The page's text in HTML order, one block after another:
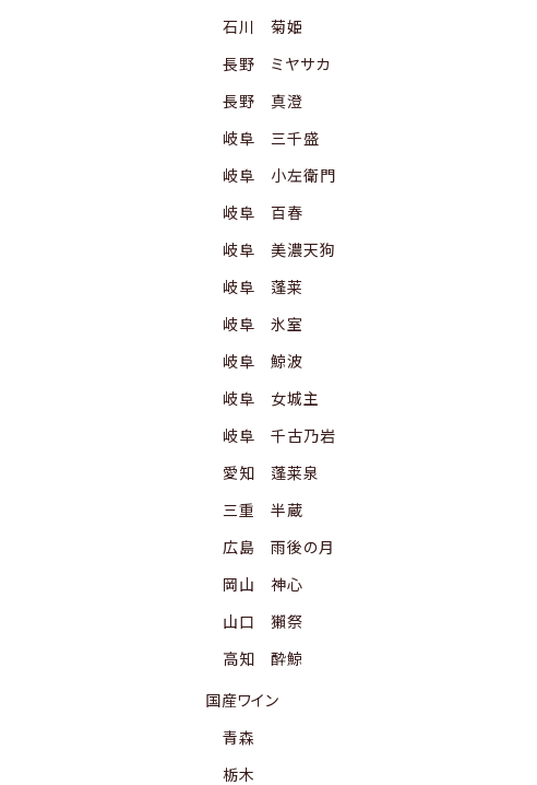
石川 菊姫
長野 ミヤサカ
長野 真澄
岐阜 三千盛
岐阜 小左衛門
岐阜 百春
岐阜 美濃天狗
岐阜 蓬莱
岐阜 氷室
岐阜 鯨波
岐阜 女城主
岐阜 千古乃岩
愛知 蓬莱泉
三重 半蔵
広島 雨後の月
岡山 神心
山口 獺祭
高知 酔鯨
国産ワイン
青森
栃木